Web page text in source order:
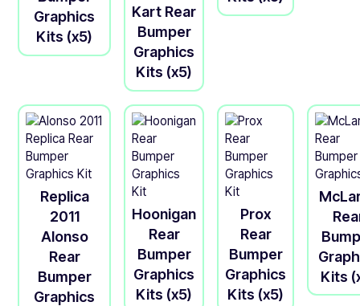
Graphics
Kits (x5)
Kart Rear
Bumper
Graphics
Kits (x5)
Replica
2011
Alonso
Rear
Bumper
Graphics
Hoonigan
Rear
Bumper
Graphics
Kits (x5)
Prox
Rear
Bumper
Graphics
Kits (x5)
Kits